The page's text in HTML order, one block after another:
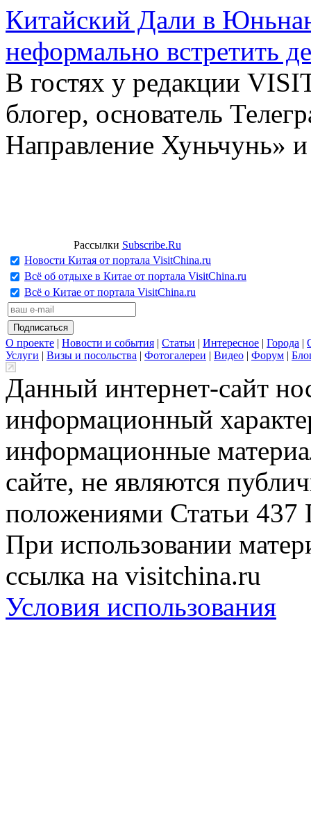
Китайский Дали в
неформально встретить
В гостях у редакции
блогер, основатель
Направление Хуньчунь»
Рассылки Subscribe.Ru
Новости Китая от портала VisitChina.ru
Всё об отдыхе в Китае от портала VisitChina.ru
Всё о Китае от портала VisitChina.ru
О проекте | Новости и события | Статьи | Интересное | Города |
Услуги | Визы и посольства | Фотогалереи | Видео | Форум |
Данный интернет-сайт
информационный
информационные
сайте, не являются
положениями Статьи 437
При использовании
ссылка на visitchina.ru
Условия использования